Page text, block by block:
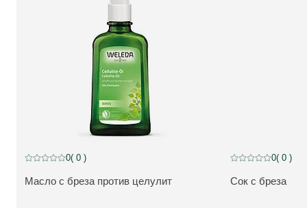
ВИЖТЕ ПРОДУКТ:
Масло с бреза против целулит
Текуща оценка: 0 от 5 звезди оценен от 0 клиенти
0( 0 )
ВИЖТЕ
Сок с бреза
Текуща оценка: 0
0( 0 )